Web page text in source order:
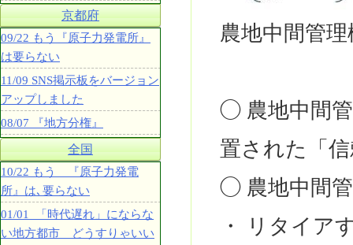
農地中間管
◯ 農地中間
置された「
◯ 農地中間
・ リタイア
京都府
09/22 もう『原子力発電所』
は要らない
11/09 SNS掲示板をバージョン
アップしました
08/07 『地方分権』
全国
10/22 もう 『原子力発電
所』は､要らない
01/01 「時代遅れ」にならな
い地方都市 どうすりゃいい